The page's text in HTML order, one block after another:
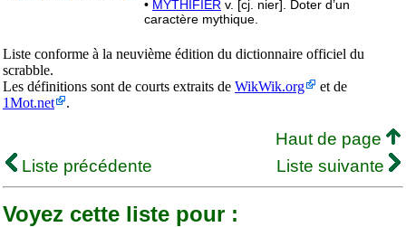
• MYTHIFIER v. [cj. nier]. Doter d’un
caractère mythique.
Liste conforme à la neuvième édition du dictionnaire officiel du
scrabble.
Les définitions sont de courts extraits de WikWik.org
et de
1Mot.net
.
Haut de page
Liste précédente
Liste suivante
Voyez cette liste pour :